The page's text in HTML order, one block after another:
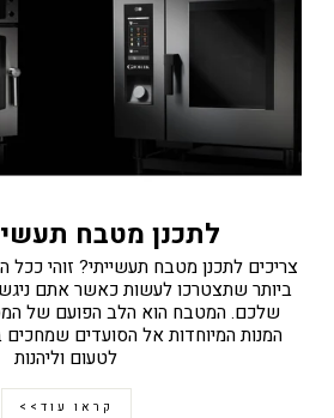
לתכנן מטבח
צריכים לתכנן מטבח תעשייתי? זוהי
ביותר שתצטרכו לעשות כאשר אתם
שלכם. המטבח הוא הלב הפועם של
המנות המיוחדות אל הסועדים שמחכים
לטעום וליהנות
קראו עוד>>